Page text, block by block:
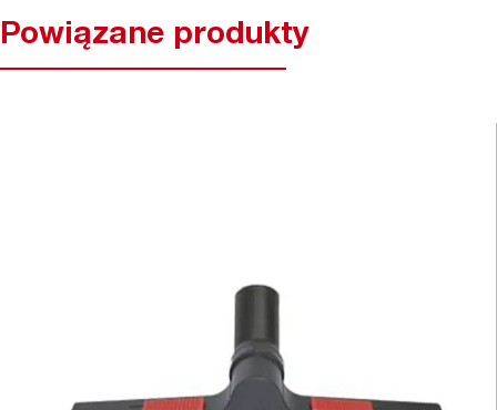
Powiązane produkty